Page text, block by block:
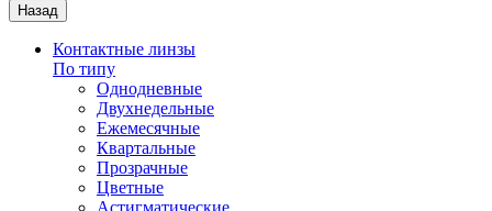
Назад
Контактные линзы
По типу
Однодневные
Двухнедельные
Ежемесячные
Квартальные
Прозрачные
Цветные
Астигматические